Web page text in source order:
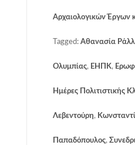
Αρχαιολογικών Έργων
Tagged: Αθανασία
Ολυμπίας, ΕΗΠΚ,
Ημέρες Πολιτιστικής
Λεβεντούρη,
Παπαδόπουλος,